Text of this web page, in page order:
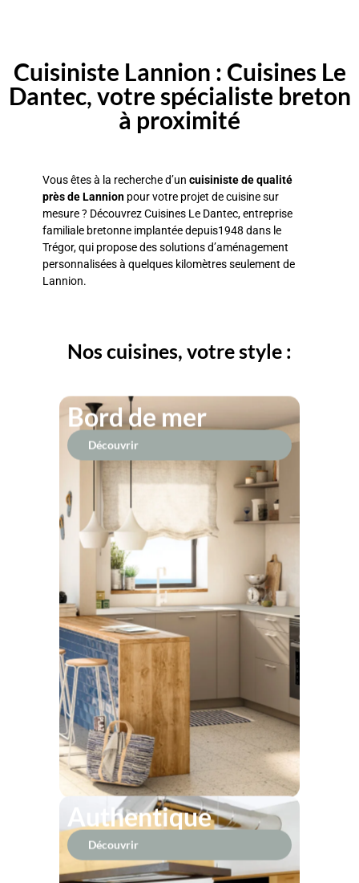
Cuisiniste Lannion : Cuisines Le
Dantec, votre spécialiste breton
à proximité
Vous êtes à la recherche d’un cuisiniste de qualité
près de Lannionpour votre projet de cuisine sur
mesure ? Découvrez Cuisines Le Dantec, entreprise
familiale bretonne implantée depuis1948 dans le
Trégor, qui propose des solutions d’aménagement
personnalisées à quelques kilomètres seulement de
Lannion.
Nos cuisines, votre style :
Bord de mer
Découvrir
Authentique
Découvrir